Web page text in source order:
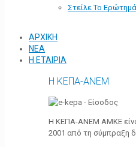
Στείλε Το
ΑΡΧΙΚΗ
ΝΕΑ
Η ΕΤΑΙΡΙΑ
Η ΚΕΠΑ-ΑΝΕΜ
Η ΚΕΠΑ-ΑΝΕΜ ΑΜΚΕ
2001 από τη σύμπραξη